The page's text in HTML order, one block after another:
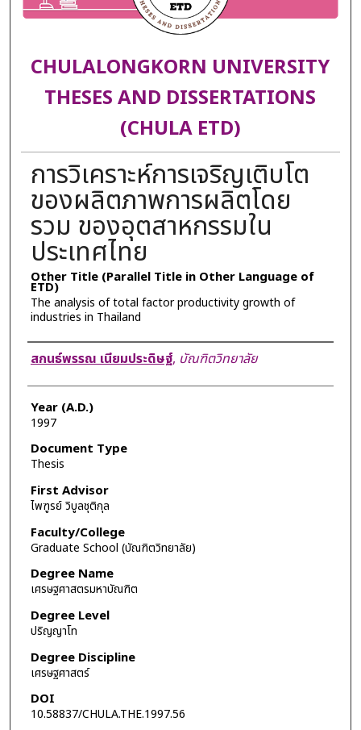
CHULALONGKORN UNIVERSITY
THESES AND DISSERTATIONS
(CHULA ETD)
การวิเคราะห์การเจริญเติบโต
ของผลิตภาพการผลิตโดย
รวม ของอุตสาหกรรมใน
ประเทศไทย
Other Title (Parallel Title in Other Language of
ETD)
The analysis of total factor productivity growth of
industries in Thailand
Author
สกนธ์พรรณ เนียมประดิษฐ์, บัณฑิตวิทยาลัย
Year (A.D.)
1997
Document Type
Thesis
First Advisor
ไพฑูรย์ วิบูลชุติกุล
Faculty/College
Graduate School (บัณฑิตวิทยาลัย)
Degree Name
เศรษฐศาสตรมหาบัณฑิต
Degree Level
ปริญญาโท
Degree Discipline
เศรษฐศาสตร์
DOI
10.58837/CHULA.THE.1997.56